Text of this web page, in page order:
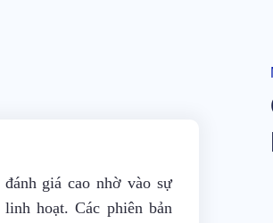
giá cao nhờ vào sự
hoạt. Các phiên bản